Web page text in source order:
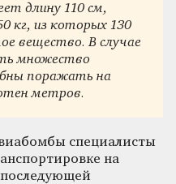
длину 110 см,
кг, из которых 130
вещество. В случае
множество
поражать на
метров.
специалисты
на